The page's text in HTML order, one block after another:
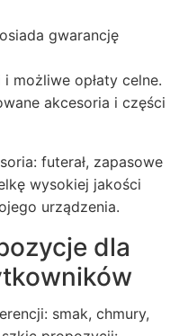
gwarancję
możliwe opłaty celne.
akcesoria i części
futerał, zapasowe
wysokiej jakości
urządzenia.
dla
smak, chmury,